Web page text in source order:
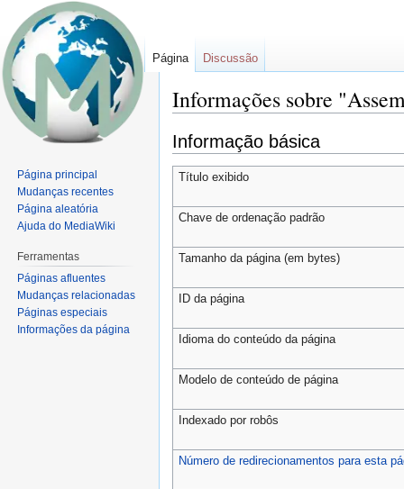
Informações sobre
Ir
para
navegação
Ir
para
pesquisar
Informação básica
Título exibido
Chave de ordenação padrão
Tamanho da página (em bytes)
ID da página
Idioma do conteúdo da página
Modelo de conteúdo de página
Indexado por robôs
Número de redirecionamentos para esta
Página Discussão
Página principal
Mudanças recentes
Página aleatória
Ajuda do MediaWiki
Ferramentas
Páginas afluentes
Mudanças relacionadas
Páginas especiais
Informações da página